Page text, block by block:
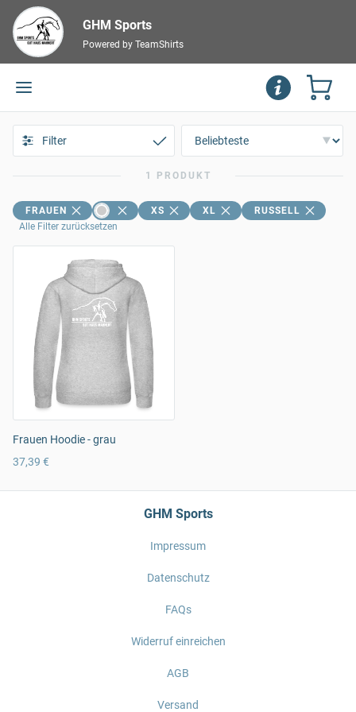
GHM Sports
Powered by TeamShirts
Filter
1 PRODUKT
FRAUEN XS XL
RUSSELL
Alle Filter zurücksetzen
Frauen Hoodie - grau
37,39 €
GHM Sports
Impressum
Datenschutz
FAQs
Widerruf einreichen
AGB
Versand